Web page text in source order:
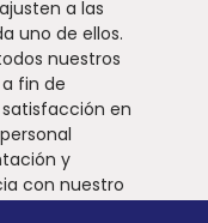
a las
uno de ellos.
nuestros
fin de
en
y
con nuestro
estándares